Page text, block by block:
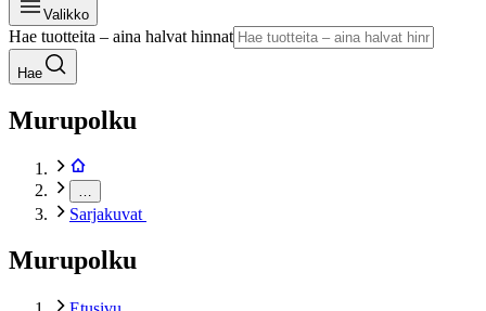
Valikko
Hae tuotteita – aina halvat hinnat
Hae
Murupolku
Sarjakuvat
Murupolku